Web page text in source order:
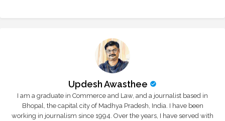
Updesh Awasthee
I am a graduate in Commerce and Law, and a journalist based in
Bhopal, the capital city of Madhya Pradesh, India. I have been
working in journalism since 1994. Over the years, I have served with